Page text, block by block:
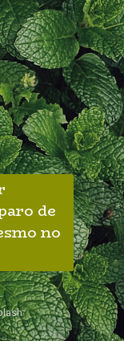
de
no